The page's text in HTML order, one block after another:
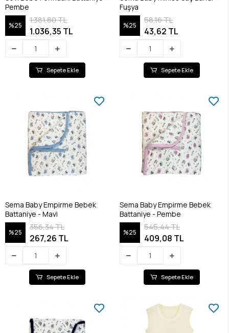
Pembe
%25
1.381,80 TL
1.036,35 TL
Sepete Ekle
Fuşya
%25
58,16 TL
43,62 TL
Sepete Ekle
Sema Baby Empirme Bebek
Battaniye - Mavi
%25
356,34 TL
267,26 TL
Sepete Ekle
Sema Baby Empirme Bebek
Battaniye - Pembe
%25
545,44 TL
409,08 TL
Sepete Ekle